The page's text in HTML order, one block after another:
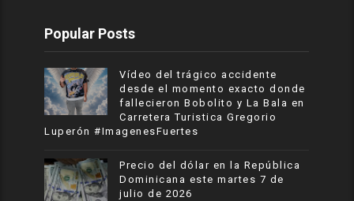
Popular Posts
Vídeo del trágico accidente
desde el momento exacto donde
fallecieron Bobolito y La Bala en
Carretera Turistica Gregorio
Luperón #ImagenesFuertes
Precio del dólar en la República
Dominicana este martes 7 de
julio de 2026